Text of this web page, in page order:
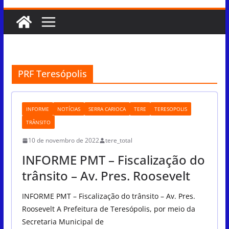
PRF Teresópolis
INFORME NOTÍCIAS SERRA CARIOCA TERE
TERESOPOLIS
TRÂNSITO
10 de novembro de 2022 tere_total
INFORME PMT – Fiscalização do
trânsito – Av. Pres. Roosevelt
INFORME PMT – Fiscalização do trânsito – Av. Pres.
Roosevelt A Prefeitura de Teresópolis, por meio da
Secretaria Municipal de